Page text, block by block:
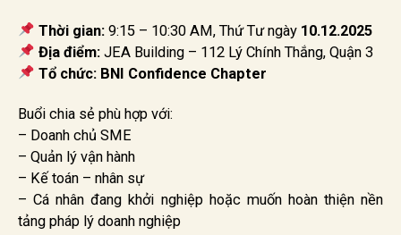
Thời gian:9:15 – 10:30 AM, Thứ Tư ngày 10.12.2025
Địa điểm:JEA Building – 112 Lý Chính Thắng, Quận 3
Tổ chức: BNI Confidence Chapter
Buổi chia sẻ phù hợp với:
– Doanh chủ SME
– Quản lý vận hành
– Kế toán – nhân sự
– Cá nhân đang khởi nghiệp hoặc muốn hoàn thiện nền
tảng pháp lý doanh nghiệp